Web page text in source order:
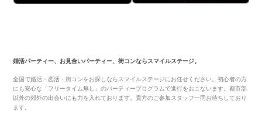
婚活パーティー、お見合いパーティー、街コンならスマイルステージ。
全国で婚活・恋活・街コンをお探しならスマイルステージにお任せください。初心者の方
にも安心な「フリータイム無し」のパーティープログラムで進行をおこないます。都市部
以外の郊外の出会いにも力を入れております。貴方のご参加スタッフ一同お待ちしており
ます。